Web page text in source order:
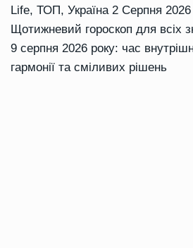
Life, ТОП, Україна 2 Серпня 2026
Щотижневий гороскоп для всіх
9 серпня 2026 року: час
гармонії та сміливих рішень